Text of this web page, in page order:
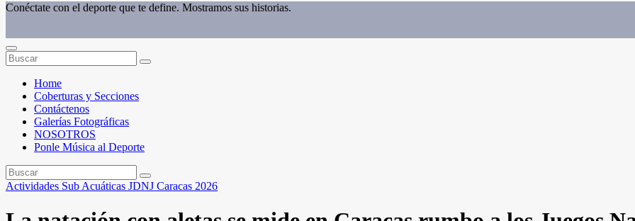
Conéctate con el deporte que te define. Mostramos sus historias.
Home
Coberturas y Secciones
Contáctenos
Galerías Fotográficas
NOSOTROS
Ponle Música al Deporte
Actividades Sub Acuáticas JDNJ Caracas 2026